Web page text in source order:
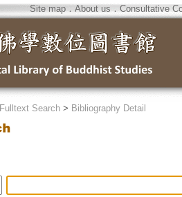
Site map．About us ． Consultative
Fulltext Search > Bibliography Detail